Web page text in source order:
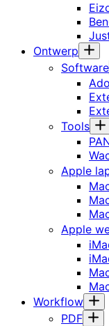
Ontwerp
Software
Tools
Apple
Apple
Workflow
PDF